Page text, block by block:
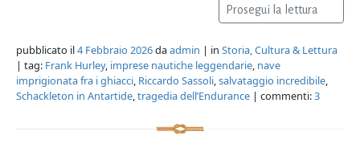
Prosegui la lettura
pubblicato il4 Febbraio 2026daadmin | in Storia, Cultura & Lettura
| tag: Frank Hurley, imprese nautiche leggendarie, nave
imprigionata fra i ghiacci, Riccardo Sassoli,salvataggio incredibile,
Schackleton in Antartide,tragedia dell’Endurance | commenti:3